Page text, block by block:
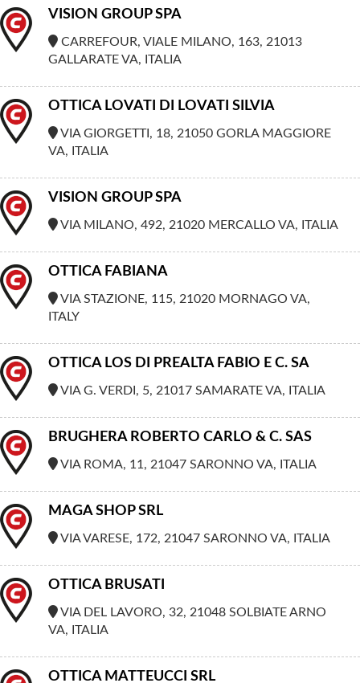
VISION GROUP SPA
CARREFOUR, VIALE MILANO, 163, 21013
GALLARATE VA, ITALIA
OTTICA LOVATI DI LOVATI SILVIA
VIA GIORGETTI, 18, 21050 GORLA MAGGIORE
VA, ITALIA
VISION GROUP SPA
VIA MILANO, 492, 21020 MERCALLO VA, ITALIA
OTTICA FABIANA
VIA STAZIONE, 115, 21020 MORNAGO VA,
ITALY
OTTICA LOS DI PREALTA FABIO E C. SA
VIA G. VERDI, 5, 21017 SAMARATE VA, ITALIA
BRUGHERA ROBERTO CARLO & C. SAS
VIA ROMA, 11, 21047 SARONNO VA, ITALIA
MAGA SHOP SRL
VIA VARESE, 172, 21047 SARONNO VA, ITALIA
OTTICA BRUSATI
VIA DEL LAVORO, 32, 21048 SOLBIATE ARNO
VA, ITALIA
OTTICA MATTEUCCI SRL